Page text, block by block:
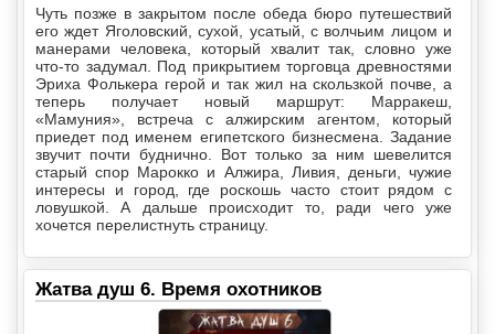
Чуть позже в закрытом после обеда бюро путешествий
его ждет Яголовский, сухой, усатый, с волчьим лицом и
манерами человека, который хвалит так, словно уже
что-то задумал. Под прикрытием торговца древностями
Эриха Фолькера герой и так жил на скользкой почве, а
теперь получает новый маршрут: Марракеш,
«Мамуния», встреча с алжирским агентом, который
приедет под именем египетского бизнесмена. Задание
звучит почти буднично. Вот только за ним шевелится
старый спор Марокко и Алжира, Ливия, деньги, чужие
интересы и город, где роскошь часто стоит рядом с
ловушкой. А дальше происходит то, ради чего уже
хочется перелистнуть страницу.
Жатва душ 6. Время охотников